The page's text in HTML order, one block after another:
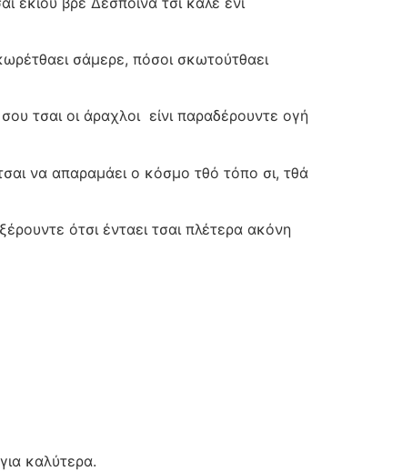
σάμερε, πόσοι σκωτούτθαει
τσαι οι άραχλοι είνι παραδέρουντε ογή
να απαραμάει ο κόσμο τθό τόπο σι, τθά
ότσι ένταει τσαι πλέτερα ακόνη
καλύτερα.